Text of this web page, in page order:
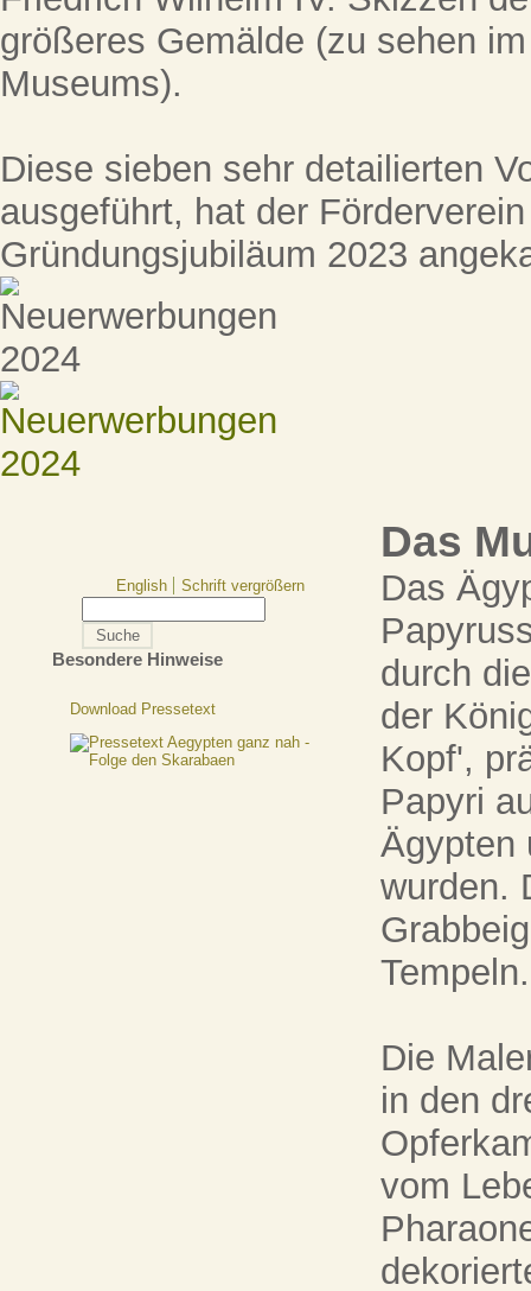
größeres Gemälde (zu sehen
Museums).
Diese sieben sehr detailierten
ausgeführt, hat der
Gründungsjubiläum 2023
English Schrift vergrößern
Besondere Hinweise
Download Pressetext
Das
Das
durch
der
Kopf',
Papyri
Ägypten
wurden.
Tempeln.
Die
in den
vom